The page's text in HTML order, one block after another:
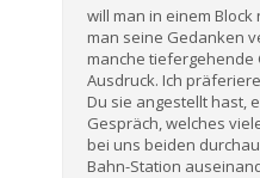
will man in einem
man seine Gedanken
manche tiefergehende
Ausdruck. Ich
Du sie angestellt hast,
Gespräch, welches
bei uns beiden
Bahn-Station